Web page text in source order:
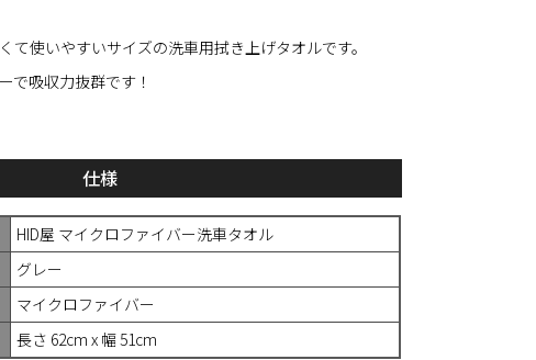
て使いやすいサイズの洗車用拭き上げタオルです。
で吸収力抜群です！
仕様
HID屋 マイクロファイバー洗車タオル
グレー
マイクロファイバー
長さ 62cm x 幅 51cm